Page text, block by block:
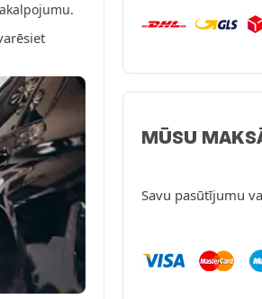
MŪSU
Savu pasūtījumu